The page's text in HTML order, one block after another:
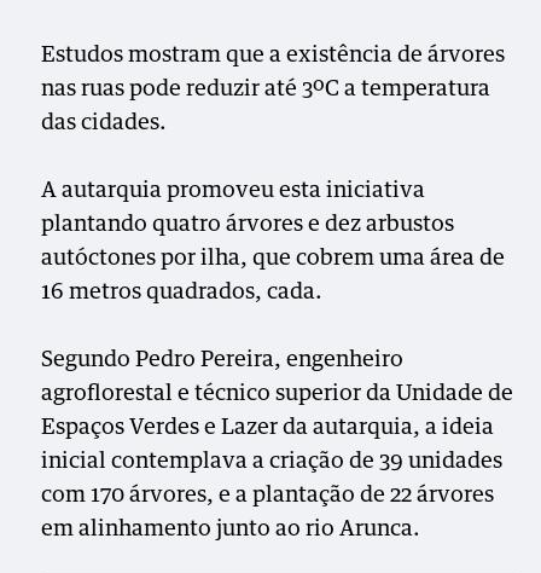
Estudos mostram que a existência de árvores
nas ruas pode reduzir até 3ºC a temperatura
das cidades.
A autarquia promoveu esta iniciativa
plantando quatro árvores e dez arbustos
autóctones por ilha, que cobrem uma área de
16 metros quadrados, cada.
Segundo Pedro Pereira, engenheiro
agroflorestal e técnico superior da Unidade de
Espaços Verdes e Lazer da autarquia, a ideia
inicial contemplava a criação de 39 unidades
com 170 árvores, e a plantação de 22 árvores
em alinhamento junto ao rio Arunca.